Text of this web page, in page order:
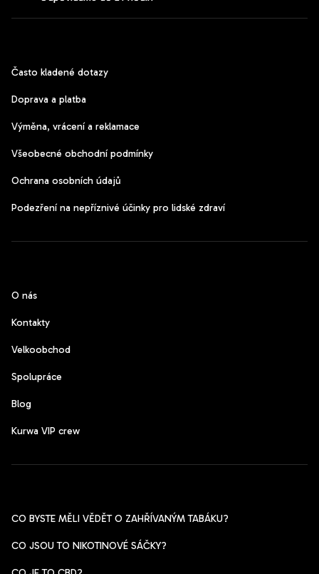
Často kladené dotazy
Doprava a platba
Výměna, vrácení a reklamace
Všeobecné obchodní podmínky
Ochrana osobních údajů
Podezření na nepříznivé účinky pro lidské zdraví
O nás
Kontakty
Velkoobchod
Spolupráce
Blog
Kurwa VIP crew
CO BYSTE MĚLI VĚDĚT O ZAHŘÍVANÝM TABÁKU?
CO JSOU TO NIKOTINOVÉ SÁČKY?